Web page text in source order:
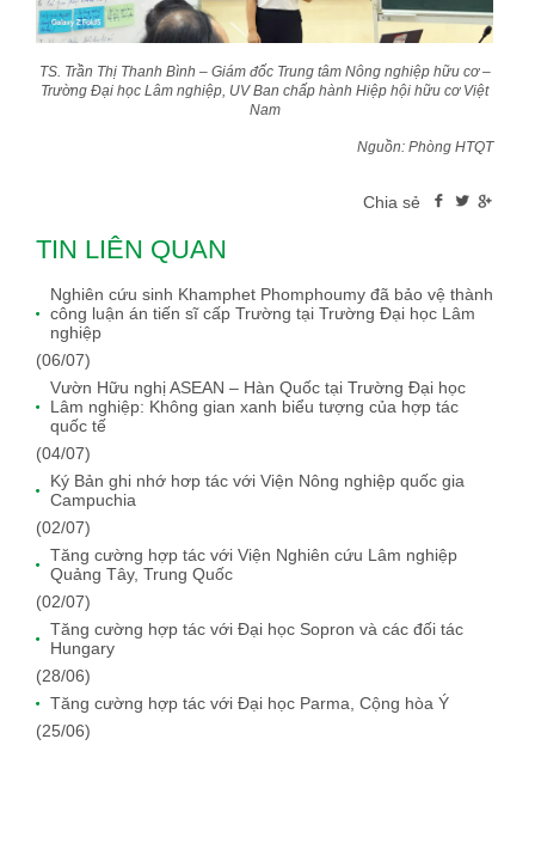
TS. Trần Thị Thanh Bình – Giám đốc Trung tâm Nông nghiệp hữu cơ –
Trường Đại học Lâm nghiệp, UV Ban chấp hành Hiệp hội hữu cơ Việt
Nam
Nguồn: Phòng HTQT
Chia sẻ
TIN LIÊN QUAN
Nghiên cứu sinh Khamphet Phomphoumy đã bảo vệ thành
công luận án tiến sĩ cấp Trường tại Trường Đại học Lâm
nghiệp
(06/07)
Vườn Hữu nghị ASEAN – Hàn Quốc tại Trường Đại học
Lâm nghiệp: Không gian xanh biểu tượng của hợp tác
quốc tế
(04/07)
Ký Bản ghi nhớ hơp tác với Viện Nông nghiệp quốc gia
Campuchia
(02/07)
Tăng cường hợp tác với Viện Nghiên cứu Lâm nghiệp
Quảng Tây, Trung Quốc
(02/07)
Tăng cường hợp tác với Đại học Sopron và các đối tác
Hungary
(28/06)
Tăng cường hợp tác với Đại học Parma, Cộng hòa Ý
(25/06)